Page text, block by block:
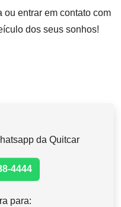
ou entrar em contato com
dos seus sonhos!
da Quitcar
4444
para: